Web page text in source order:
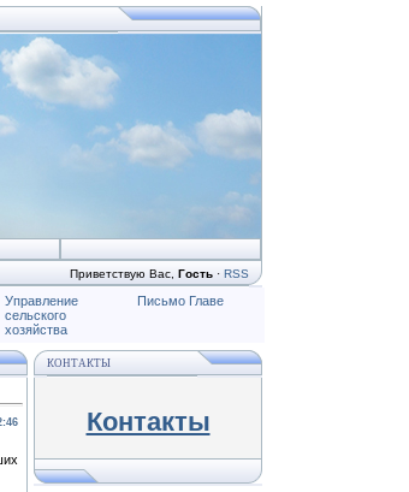
Приветствую Вас Гость · RSS
Управление
сельского
хозяйства
Письмо Главе
КОНТАКТЫ
Контакты